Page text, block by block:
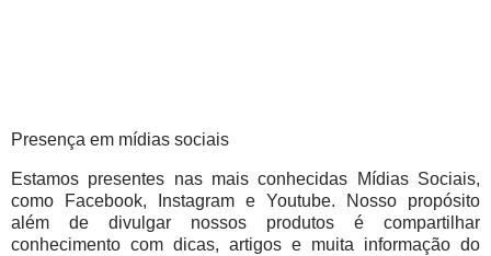
Presença em mídias sociais
Estamos presentes nas mais conhecidas Mídias Sociais,
como Facebook, Instagram e Youtube. Nosso propósito
além de divulgar nossos produtos é compartilhar
conhecimento com dicas, artigos e muita informação do